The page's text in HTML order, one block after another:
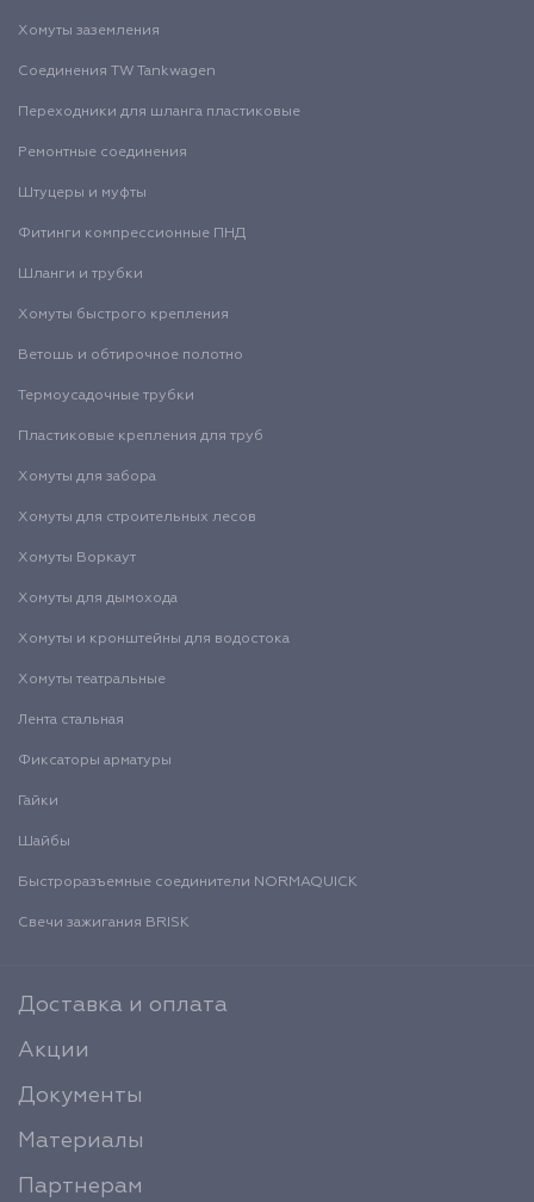
Хомуты заземления
Соединения TW Tankwagen
Переходники для шланга пластиковые
Ремонтные соединения
Штуцеры и муфты
Фитинги компрессионные ПНД
Шланги и трубки
Хомуты быстрого крепления
Ветошь и обтирочное полотно
Термоусадочные трубки
Пластиковые крепления для труб
Хомуты для забора
Хомуты для строительных лесов
Хомуты Воркаут
Хомуты для дымохода
Хомуты и кронштейны для водостока
Хомуты театральные
Лента стальная
Фиксаторы арматуры
Гайки
Шайбы
Быстроразъемные соединители NORMAQUICK
Свечи зажигания BRISK
Доставка и оплата
Акции
Документы
Материалы
Партнерам